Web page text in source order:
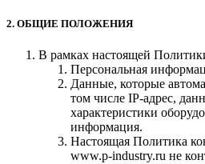
2. ОБЩИЕ ПОЛОЖЕНИЯ
В рамках настоящей
Персональная
Данные, которые
том числе IP-адрес,
характеристики
информация.
Настоящая Политика
www.p-industry.ru не